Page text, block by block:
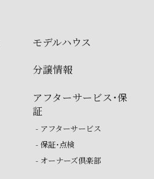
モデルハウス
分譲情報
アフターサービス・保
証
- アフターサービス
- 保証・点検
- オーナーズ倶楽部